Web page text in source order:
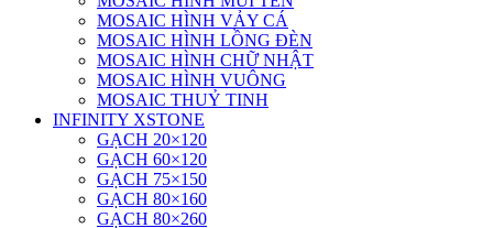
MOSAIC HÌNH VẢY CÁ
MOSAIC HÌNH LỒNG ĐÈN
MOSAIC HÌNH CHỮ NHẬT
MOSAIC HÌNH VUÔNG
MOSAIC THUỶ TINH
INFINITY XSTONE
GẠCH 20×120
GẠCH 60×120
GẠCH 75×150
GẠCH 80×160
GẠCH 80×260